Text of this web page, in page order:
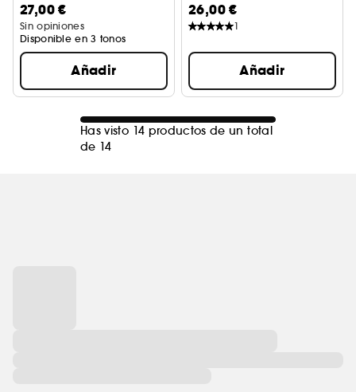
27,00 €
Sin opiniones
Disponible en 3 tonos
Añadir
26,00 €
1
Añadir
Has visto 14 productos de un total
de 14